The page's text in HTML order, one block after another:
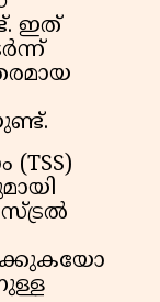
ഇത്